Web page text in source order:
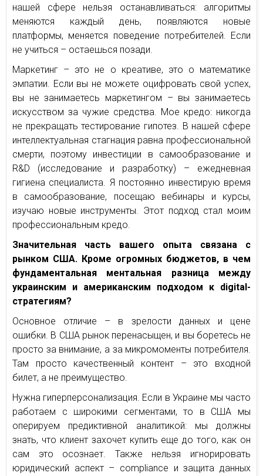
нашей сфере нельзя останавливаться: алгоритмы
меняются каждый день, появляются новые
платформы, меняется поведение потребителей. Если
не учиться – остаешься позади.
Маркетинг – это не о креативе, это о математике
эмпатии. Если вы не можете оцифровать свой успех,
вы не занимаетесь маркетингом – вы занимаетесь
искусством за чужие средства. Мое кредо: никогда
не прекращать тестирование гипотез. В нашей сфере
интеллектуальная стагнация равна профессиональной
смерти, поэтому инвестиции в самообразование и
R&D (исследование и разработку) – ежедневная
гигиена специалиста. Я постоянно инвестирую время
в самообразование, посещаю вебинары и курсы,
изучаю новые инструменты. Этот подход стал моим
профессиональным кредо.
Значительная часть вашего опыта связана с
рынком США. Кроме огромных бюджетов, в чем
фундаментальная ментальная разница между
украинским и американским подходом к digital-
стратегиям?
Основное отличие – в зрелости данных и цене
ошибки. В США рынок перенасыщен, и вы боретесь не
просто за внимание, а за микромоменты потребителя.
Там просто качественный контент – это входной
билет, а не преимущество.
Нужна гиперперсонализация. Если в Украине мы часто
работаем с широкими сегментами, то в США мы
оперируем предиктивной аналитикой: мы должны
знать, что клиент захочет купить еще до того, как он
сам это осознает. Также нельзя игнорировать
юридический аспект – compliance и защита данных